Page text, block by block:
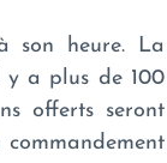
son heure. La
y a plus de 100
offerts seront